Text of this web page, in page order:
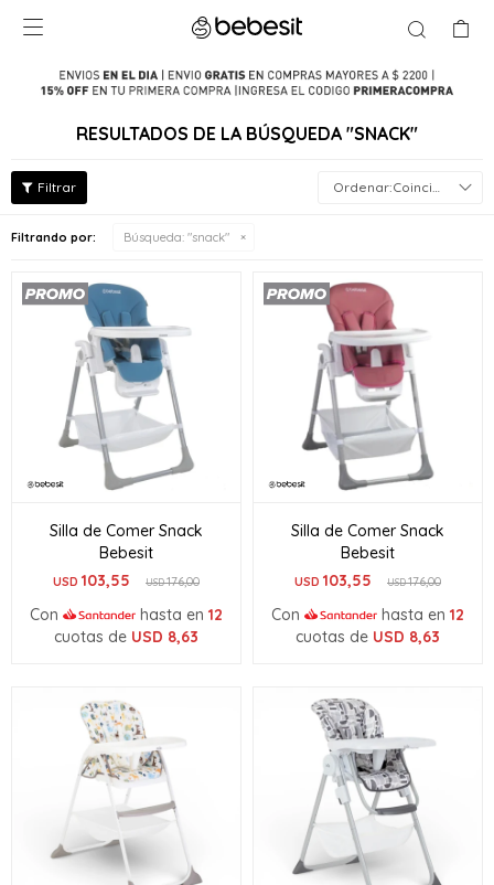

RESULTADOS DE LA BÚSQUEDA "SNACK"
Coincidencia
Filtrando por: Búsqueda: "snack"
Silla de Comer Snack
Bebesit
USD 103,55 USD176,00
Con hasta en 12
cuotas de USD 8,63
Silla de Comer Snack
Bebesit
USD 103,55 USD176,00
Con hasta en 12
cuotas de USD 8,63